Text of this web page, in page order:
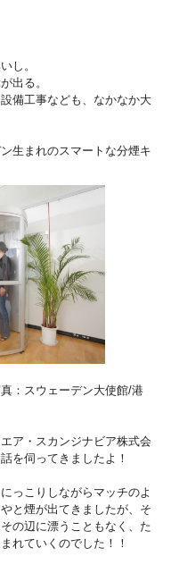
し。
出る。
備工事なども、なかなか大
生まれのスマートな分煙キ
ン大使館/港
ア・スカンジナビア株式会
を伺ってきましたよ！
っこりしながらマッチのよ
と煙が出てきましたが、そ
の辺に漂うこともなく、た
れていくのでした！！